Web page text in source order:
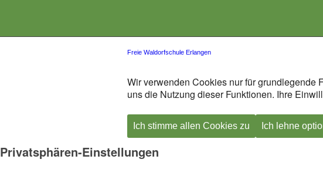
Freie Waldorfschule Erlangen
Wir verwenden Cookies nur für grundlegende
uns die Nutzung dieser Funktionen. Ihre
Ich stimme allen Cookies zu Ich lehne
Privatsphären-Einstellungen